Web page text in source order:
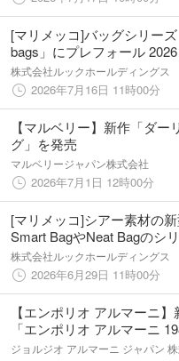
[マリメッコ]バッグシリー
bags」にプレフォール
場。アジア限定カラーも展開
株式会社ルックホールディングス
2026年7月16日 11時00分
【マルベリー】新作「ダー
グ」を発売
マルベリージャパン株式会社
2026年7月1日 12時00分
[マリメッコ]シアー素材の
Smart BagやNeat Bagのシ
コレクションが登場
株式会社ルックホールディングス
2026年6月29日 11時00分
【エンポリオ アルマーニ
「エンポリオ アルマーニ
ジョルジオ アルマーニ ジャパン